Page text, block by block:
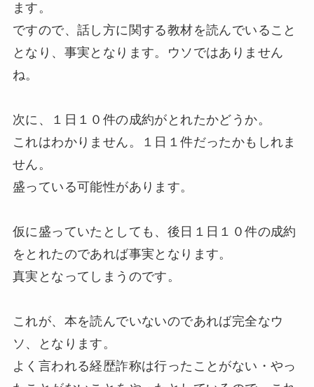
ます。
ですので、話し方に関する教材を読んでいること
となり、事実となります。ウソではありません
ね。
次に、１日１０件の成約がとれたかどうか。
これはわかりません。１日１件だったかもしれま
せん。
盛っている可能性があります。
仮に盛っていたとしても、後日１日１０件の成約
をとれたのであれば事実となります。
真実となってしまうのです。
これが、本を読んでいないのであれば完全なウ
ソ、となります。
よく言われる経歴詐称は行ったことがない・やっ